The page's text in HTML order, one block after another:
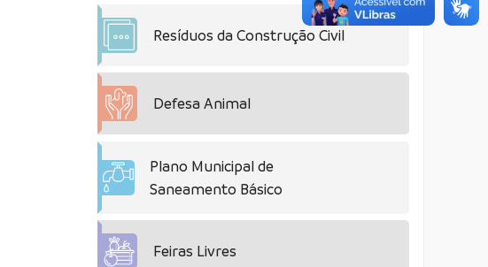
Resíduos da Construção Civil
Defesa Animal
Plano Municipal de
Saneamento Básico
Feiras Livres